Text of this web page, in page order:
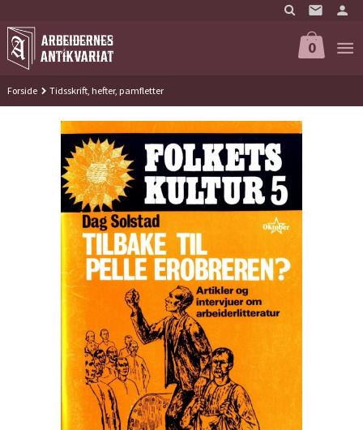
til
innholdet
0
Forside Tidsskrift, hefter, pamfletter